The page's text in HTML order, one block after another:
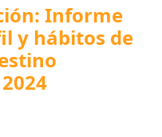
Informe
y hábitos de